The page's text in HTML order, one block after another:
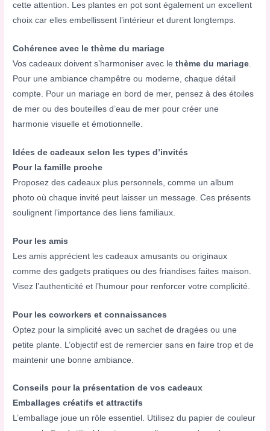
cette attention. Les plantes en pot sont également un excellent
choix car elles embellissent l’intérieur et durent longtemps.
Cohérence avec le thème du mariage
Vos cadeaux doivent s’harmoniser avec lethème du mariage
Pour une ambiance champêtre ou moderne, chaque détail
compte. Pour un mariage en bord de mer, pensez à des étoiles
de mer ou des bouteilles d’eau de mer pour créer une
harmonie visuelle et émotionnelle.
Idées de cadeaux selon les types d’invités
Pour la famille proche
Proposez des cadeaux plus personnels, comme un album
photo où chaque invité peut laisser un message. Ces présents
soulignent l’importance des liens familiaux.
Pour les amis
Les amis apprécient les cadeaux amusants ou originaux
comme des gadgets pratiques ou des friandises faites maison.
Visez l’authenticité et l’humour pour renforcer votre complicité.
Pour les coworkers et connaissances
Optez pour la simplicité avec un sachet de dragées ou une
petite plante. L’objectif est de remercier sans en faire trop et de
maintenir une bonne ambiance.
Conseils pour la présentation de vos cadeaux
Emballages créatifs et attractifs
L’emballage joue un rôle essentiel. Utilisez du papier de couleur